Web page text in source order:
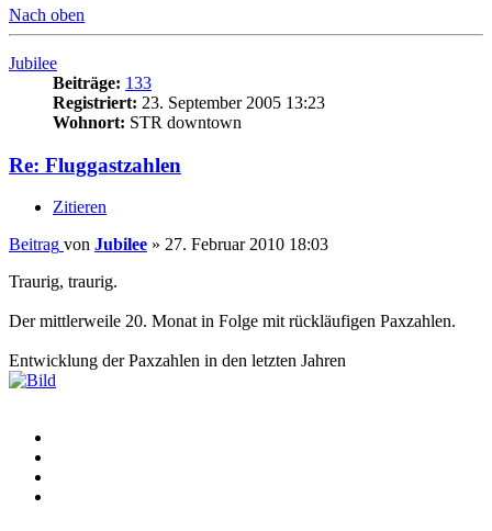
Nach oben
Jubilee
Beiträge: 133
Registriert: 23. September 2005 13:23
Wohnort: STR downtown
Re: Fluggastzahlen
Zitieren
Beitrag von Jubilee » 27. Februar 2010 18:03
Traurig, traurig.
Der mittlerweile 20. Monat in Folge mit rückläufigen Paxzahlen.
Entwicklung der Paxzahlen in den letzten Jahren